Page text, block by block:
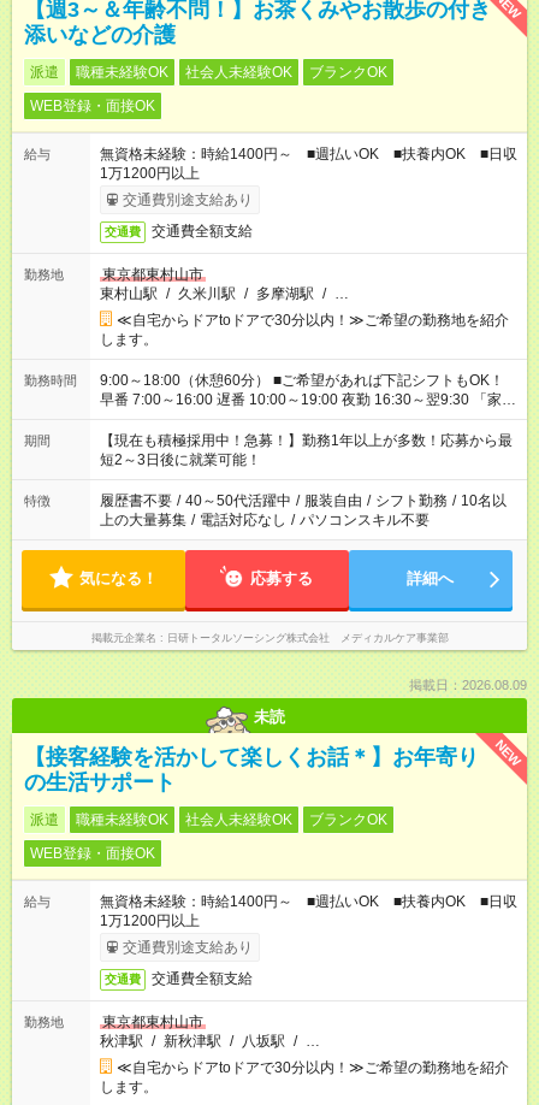
【週3～＆年齢不問！】お茶くみやお散歩の付き
添いなどの介護
派遣 職種未経験OK 社会人未経験OK
ブランクOK
WEB登録・面接OK
給与
無資格未経験：時給1400円～ ■週払いOK ■扶養内OK ■日収
1万1200円以上
交通費別途支給あり
交通費 交通費全額支給
勤務地
東京都東村山市
東村山駅 / 久米川駅 / 多摩湖駅 / …
≪自宅からドアtoドアで30分以内！≫ご希望の勤務地を紹介
します。
勤務時間
9:00～18:00（休憩60分） ■ご希望があれば下記シフトもOK！
早番 7:00～16:00 遅番 10:00～19:00 夜勤 16:30～翌9:30 「家族
と休みを合わせたい」 「余裕を持って夕飯の準備がしたい」
「できれば残業はしたくない」 など、ご希望を教えてください
ね。 ※Wワーク希望の方へ 今ご覧のお仕事で希望する勤務時間
と、もう1つのお仕事の勤務時間。 合計で週40時間を超える場
合は応募できません。
期間
【現在も積極採用中！急募！】勤務1年以上が多数！応募から最
短2～3日後に就業可能！
特徴 履歴書不要 / 40～50代活躍中 / 服装自由 / シフト勤務 / 10名以
上の大量募集 / 電話対応なし / パソコンスキル不要
気になる！ 応募する 詳細へ
掲載元企業名 日研トータルソーシング株式会社 メディカルケア事業部
掲載日：2026.08.09
未読
NEW
【接客経験を活かして楽しくお話＊】お年寄り
の生活サポート
派遣 職種未経験OK 社会人未経験OK
ブランクOK
WEB登録・面接OK
給与
無資格未経験：時給1400円～ ■週払いOK ■扶養内OK ■日収
1万1200円以上
交通費別途支給あり
交通費 交通費全額支給
勤務地
東京都東村山市
秋津駅 / 新秋津駅 / 八坂駅 / …
≪自宅からドアtoドアで30分以内！≫ご希望の勤務地を紹介
します。